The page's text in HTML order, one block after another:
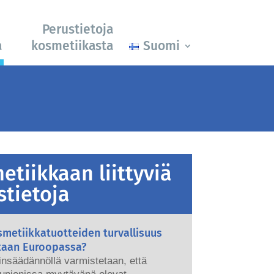
Perustietoja
kosmetiikasta
Suomi
liittyviä
turvallisuus
Euroopassa?
varmistetaan, että